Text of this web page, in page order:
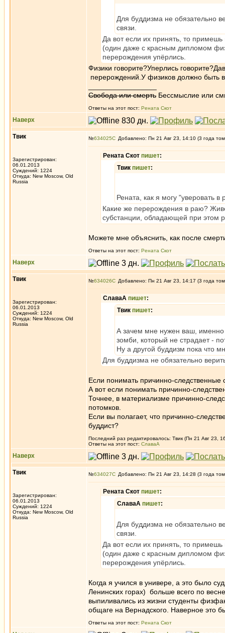
Для буддизма не обязательно
связи.
Да вот если их принять, то
(один даже с красным дипломом
перерождения упёрлись.
Физики говорите?Уперлись
перерождений.У физиков должно быть
Свобода или смерть Бессмыслие или
Ответы на этот пост: Рената Скот
Наверх
Твик
Зарегистрирован:
06.01.2013
Суждений: 1224
Откуда: New Moscow, Old
Russia
№634025 Добавлено: Пн 21 Авг 23, 14:10 (3 года
Рената Скот пишет:
Твик пишет:
Рената, как я могу "уверовать
Какие же перерождения в раю?
субстанции, обладающей при этом
Можете мне объяснить, как после
Ответы на этот пост: Рената Скот
Наверх
Твик
Зарегистрирован:
06.01.2013
Суждений: 1224
Откуда: New Moscow, Old
Russia
№634026 Добавлено: Пн 21 Авг 23, 14:17 (3 года
СлаваА пишет:
Твик пишет:
А зачем мне нужен ваш, именно
зомби, который не страдает -
Ну а другой буддизм пока что
Для буддизма не обязательно
Если понимать причинно-следственные
А вот если понимать причинно-
Точнее, в материализме причинно-
потомков.
Если вы полагает, что причинно-
буддист?
Последний раз редактировалось: Твик (Пн 21 Авг 23,
Ответы на этот пост: СлаваА
Наверх
Твик
Зарегистрирован:
06.01.2013
Суждений: 1224
Откуда: New Moscow, Old
Russia
№634027 Добавлено: Пн 21 Авг 23, 14:28 (3 года
Рената Скот пишет:
СлаваА пишет:
Для буддизма не обязательно
связи.
Да вот если их принять, то
(один даже с красным дипломом
перерождения упёрлись.
Когда я учился в универе, а это было
Ленинских горах) больше всего по
выпиливались из жизни студенты
общаге на Вернадского. Наверное это
Ответы на этот пост: Рената Скот